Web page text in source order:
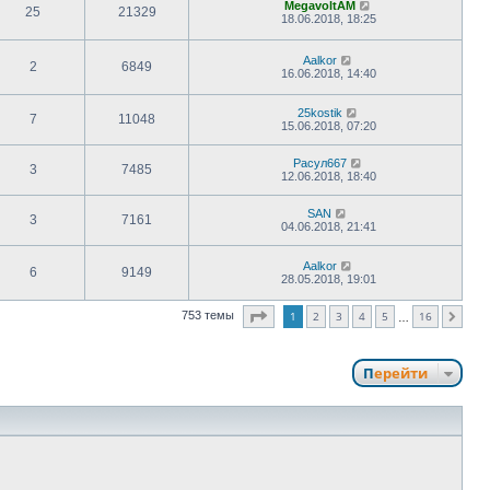
25 21329
MegavoltAM
18.06.2018, 18:25
2 6849
Aalkor
16.06.2018, 14:40
7 11048
25kostik
15.06.2018, 07:20
3 7485
Расул667
12.06.2018, 18:40
3 7161
SAN
04.06.2018, 21:41
6 9149
Aalkor
28.05.2018, 19:01
753 темы Страница из16
1 2 3 4 5 16
Перейти